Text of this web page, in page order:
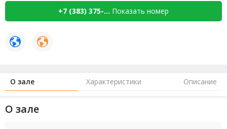
+7 (383) 375-... Показать номер
О зале Характеристики Описание
О зале